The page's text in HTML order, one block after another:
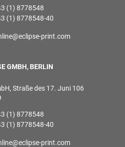
(1) 8778548
(1) 8778548-40
print.com
GMBH, BERLIN
Straße des 17. Juni 106
(1) 8778548
(1) 8778548-40
print.com